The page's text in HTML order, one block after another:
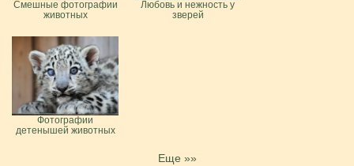
Смешные фотографии
животных
Любовь и нежность у
зверей
Фотографии
детенышей животных
Еще »»